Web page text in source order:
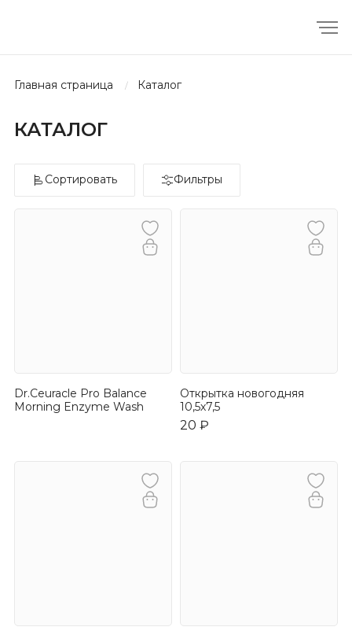
главная страница каталог
КАТАЛОГ
Сортировать Фильтры
Dr.Ceuracle Pro Balance
Morning Enzyme Wash
Открытка новогодняя
10,5х7,5
20 ₽